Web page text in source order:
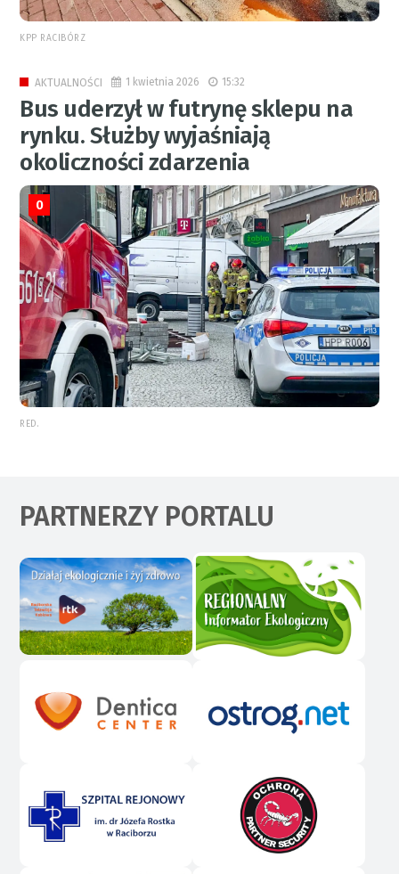
KPP RACIBÓRZ
AKTUALNOŚCI 1 kwietnia 2026 15:32
Bus uderzył w futrynę sklepu na
rynku. Służby wyjaśniają
okoliczności zdarzenia
0
RED.
PARTNERZY PORTALU